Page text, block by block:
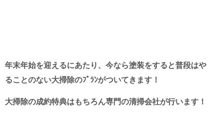
年末年始を迎えるにあたり、今なら塗装をすると普段はや
ることのない大掃除のﾌﾟﾗﾝがついてきます！
大掃除の成約特典はもちろん専門の清掃会社が行います！